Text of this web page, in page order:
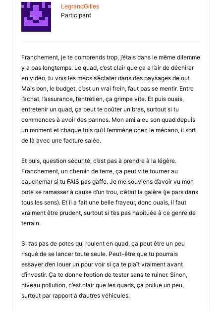
LegrandGilles
Participant
Franchement, je te comprends trop, j’étais dans le même dilemme
y a pas longtemps. Le quad, c’est clair que ça a l’air de déchirer
en vidéo, tu vois les mecs s’éclater dans des paysages de ouf.
Mais bon, le budget, c’est un vrai frein, faut pas se mentir. Entre
l’achat, l’assurance, l’entretien, ça grimpe vite. Et puis ouais,
entretenir un quad, ça peut te coûter un bras, surtout si tu
commences à avoir des pannes. Mon ami a eu son quad depuis
un moment et chaque fois qu’il l’emmène chez le mécano, il sort
de là avec une facture salée.
Et puis, question sécurité, c’est pas à prendre à la légère.
Franchement, un chemin de terre, ça peut vite tourner au
cauchemar si tu FAIS pas gaffe. Je me souviens d’avoir vu mon
pote se ramasser à cause d’un trou, c’était la galère (je pars dans
tous les sens). Et il a fait une belle frayeur, donc ouais, il faut
vraiment être prudent, surtout si t’es pas habituée à ce genre de
terrain.
Si t’as pas de potes qui roulent en quad, ça peut être un peu
risqué de se lancer toute seule. Peut-être que tu pourrais
essayer d’en louer un pour voir si ça te plaît vraiment avant
d’investir. Ça te donne l’option de tester sans te ruiner. Sinon,
niveau pollution, c’est clair que les quads, ça pollue un peu,
surtout par rapport à d’autres véhicules.